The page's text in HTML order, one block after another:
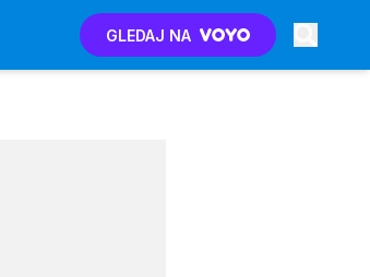
GLEDAJ NA